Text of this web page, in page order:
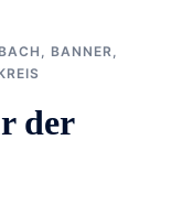
BANNER
der